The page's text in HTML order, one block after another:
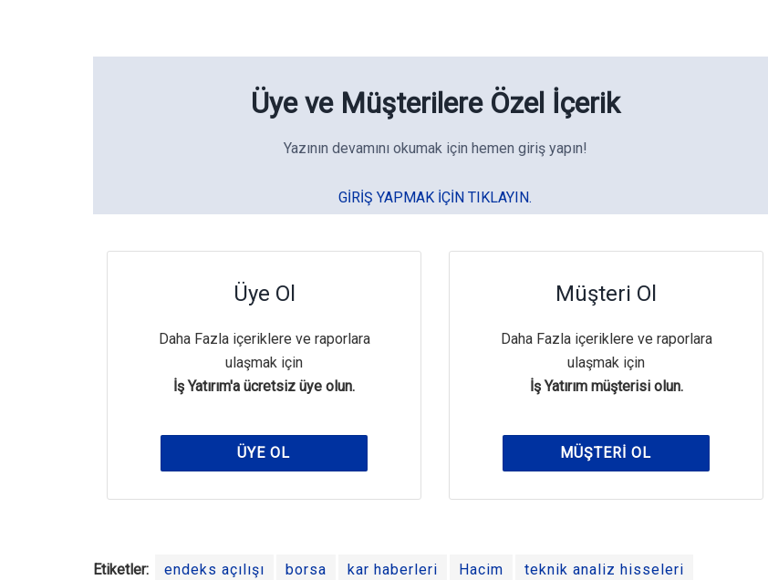
Üye ve Müşterilere Özel İçerik
Yazının devamını okumak için hemen giriş yapın!
GIRIŞ YAPMAK IÇIN TIKLAYIN.
Üye Ol
Daha Fazla içeriklere ve raporlara
ulaşmak için
İş Yatırım'a ücretsiz üye olun.
ÜYE OL
Müşteri Ol
Daha Fazla içeriklere ve raporlara
ulaşmak için
İş Yatırım müşterisi olun.
MÜŞTERI OL
Etiketler: endeks açılışı borsa kar haberleri Hacim teknik analiz hisseleri